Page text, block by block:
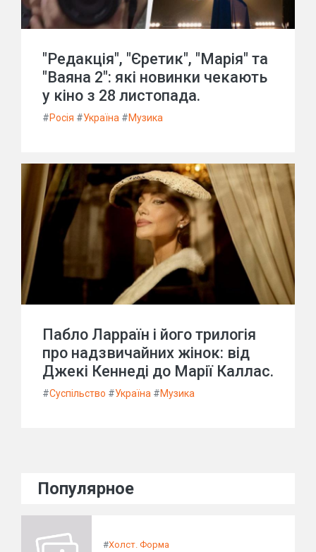
"Редакція", "Єретик", "Марія" та
"Ваяна 2": які новинки чекають
у кіно з 28 листопада.
#Росія #Україна #Музика
Пабло Ларраїн і його трилогія
про надзвичайних жінок: від
Джекі Кеннеді до Марії Каллас.
#Суспільство #Україна #Музика
Популярное
#Холст. Форма